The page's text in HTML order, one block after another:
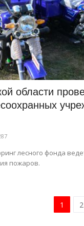
области
лесного фонда
пожаров.
1 2